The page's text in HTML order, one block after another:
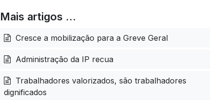
Mais artigos …
Cresce a mobilização para a Greve Geral
Administração da IP recua
Trabalhadores valorizados, são trabalhadores
dignificados